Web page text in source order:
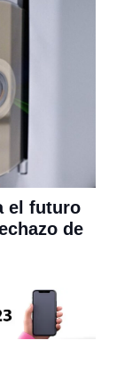
el futuro
de